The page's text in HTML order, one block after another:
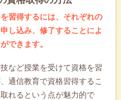
習得するには、それぞれの
し込み、修了することによ
できます。
など授業を受けて資格を習
通信教育で資格習得するこ
れるという点が魅力的で